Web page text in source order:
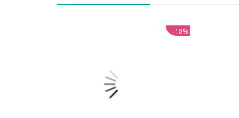
-18%
-18%